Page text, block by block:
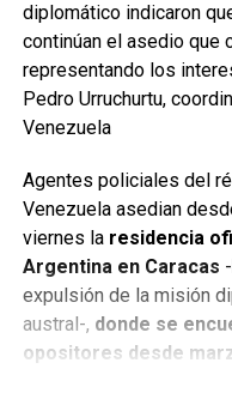
diplomático indicaron
continúan el asedio que
representando los
Pedro Urruchurtu,
Venezuela
Agentes policiales del
Venezuela asedian
viernes la residencia
Argentina en Caracas
expulsión de la misión
austral-, donde se
opositores desde